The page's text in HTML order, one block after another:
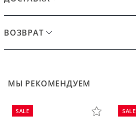
ВОЗВРАТ
МЫ РЕКОМЕНДУЕМ
SALE SALE